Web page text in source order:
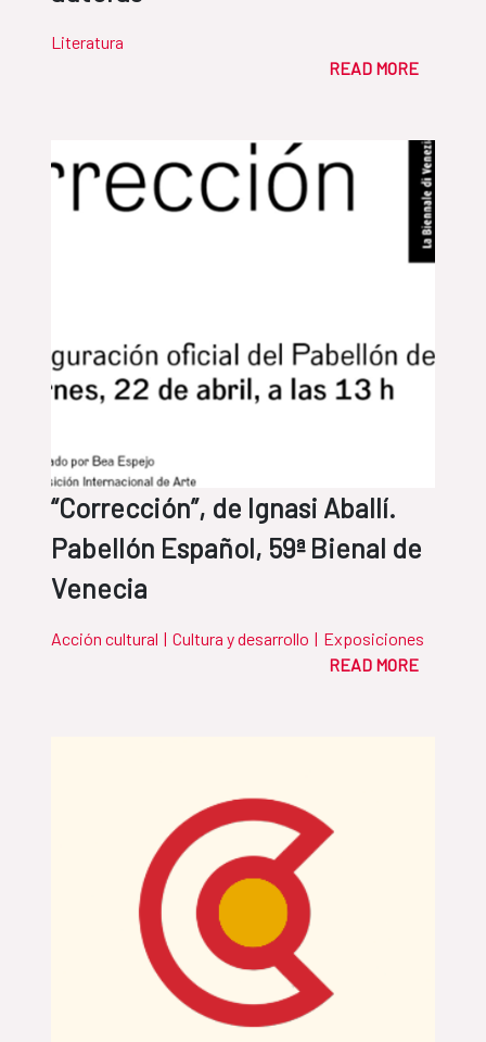
Literatura
READ MORE
“Corrección”, de Ignasi Aballí.
Pabellón Español, 59ª Bienal de
Venecia
Acción cultural | Cultura y desarrollo | Exposiciones
READ MORE